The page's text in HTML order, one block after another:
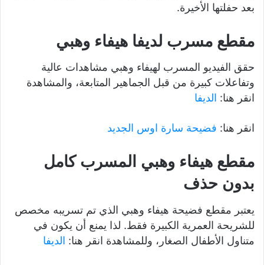
بعد حفلتها الأخيرة.
مقطع مسرب لديفا هيفاء وهبي
حقق الفيديو المسرب لهيفاء وهبي مشاهدات عالية
وتفاعلات كبيرة من قبل الجماهير المتابعة، والمشاهدة
انقر هنا: الديفا
انقر هنا: فضيحة سارة اوس الجديد
مقطع هيفاء وهبي المسرب كامل
بدون حذف
يعتبر مقطع فضيحة هيفاء وهبي الذي تم تسريبه مخصص
للشريحة العمرية الكبيرة فقط. لذا يمنع أن يكون في
متناول الأطفال الصغار، وللمشاهدة انقر هنا: الديفا